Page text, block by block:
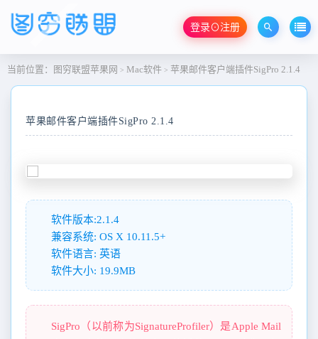
登录⊙注册
当前位置： 图穷联盟苹果网 > Mac软件 > 苹果邮件客户端插件SigPro 2.1.4
苹果邮件客户端插件SigPro 2.1.4
软件版本:2.1.4
兼容系统: OS X 10.11.5+
软件语言: 英语
软件大小: 19.9MB
SigPro（以前称为SignatureProfiler）是Apple Mail